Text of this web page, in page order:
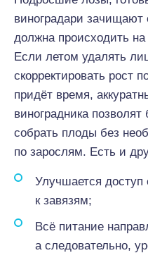
виноградари зачищают
должна происходить на
Если летом удалять
скорректировать рост
придёт время,
виноградника
собрать плоды без
по зарослям. Есть и
Улучшается доступ
к завязям;
Всё питание
а следовательно,